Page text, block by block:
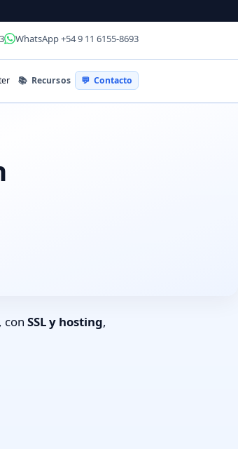
WhatsApp +54 9 11 6155-8693
📚 Recursos 💬 Contacto
, con SSL y hosting,